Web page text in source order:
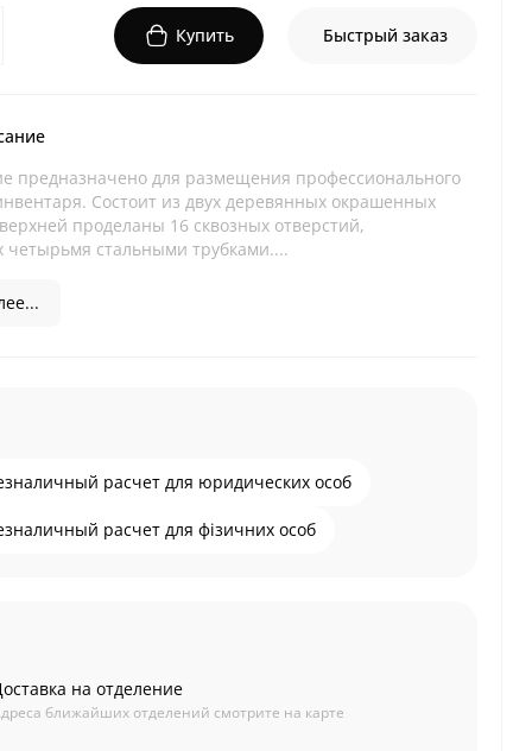
Купить Быстрый заказ
предназначено для размещения профессионального
Состоит из двух деревянных окрашенных
проделаны 16 сквозных отверстий,
четырьмя стальными трубками....
расчет для юридических особ
расчет для фізичних особ
на отделение
ближайших отделений смотрите на карте